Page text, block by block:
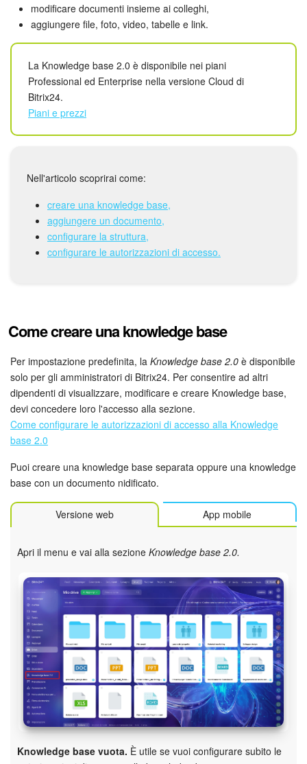
Gruppi di lavoro
Incarichi e progetti
Progetti IA
CRM
Contact Center
Sales Center
Analisi CRM
Online store
Dipendenti
Knowledge base
Firma elettronica
Firma elettronica per HR
Automazione
Flussi di lavoro
Marketing
Gestione inventario
Telefonia
Mio profilo
Impostazioni
modificare documenti insieme ai colleghi,
aggiungere file, foto, video, tabelle e link.
La Knowledge base 2.0 è disponibile nei piani
Professional ed Enterprise nella versione Cloud di
Bitrix24.
Piani e prezzi
Nell'articolo scoprirai come:
creare una knowledge base,
aggiungere un documento,
configurare la struttura,
configurare le autorizzazioni di accesso.
Come creare una knowledge base
Per impostazione predefinita, la Knowledge base 2.0 è disponibile
solo per gli amministratori di Bitrix24. Per consentire ad altri
dipendenti di visualizzare, modificare e creare Knowledge base,
devi concedere loro l'accesso alla sezione.
Come configurare le autorizzazioni di accesso alla Knowledge
base 2.0
Puoi creare una knowledge base separata oppure una knowledge
base con un documento nidificato.
Versione web App mobile
Apri il menu e vai alla sezione Knowledge base 2.0.
Knowledge base vuota. È utile se vuoi configurare subito le